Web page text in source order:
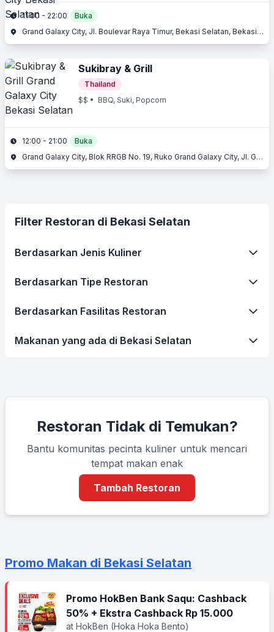
11:00 - 22:00
Buka
Grand Galaxy City, Jl. Boulevar Raya Timur, Bekasi Selatan, Bekasi, Jawa Barat
Sukibray & Grill
Thailand
$$ • BBQ, Suki, Popcorn
12:00 - 21:00
Buka
Grand Galaxy City, Blok RRGB No. 19, Ruko Grand Galaxy City, Jl. Grand Galaxy City Central Park III, Bekasi Selatan, Bekasi, Jawa Barat
Filter Restoran di Bekasi Selatan
Berdasarkan Jenis Kuliner
Berdasarkan Tipe Restoran
Berdasarkan Fasilitas Restoran
Makanan yang ada di Bekasi Selatan
Restoran Tidak di Temukan?
Bantu komunitas pecinta kuliner untuk mencari
tempat makan enak
Tambah Restoran
Promo Makan di Bekasi Selatan
Promo HokBen Bank Saqu: Cashback
50% + Ekstra Cashback Rp 15.000
at HokBen (Hoka Hoka Bento)